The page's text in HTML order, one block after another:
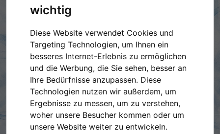
wichtig
Diese Website verwendet Cookies und
Targeting Technologien, um Ihnen ein
besseres Internet-Erlebnis zu ermöglichen
und die Werbung, die Sie sehen, besser an
Ihre Bedürfnisse anzupassen. Diese
Technologien nutzen wir außerdem, um
Ergebnisse zu messen, um zu verstehen,
woher unsere Besucher kommen oder um
unsere Website weiter zu entwickeln.